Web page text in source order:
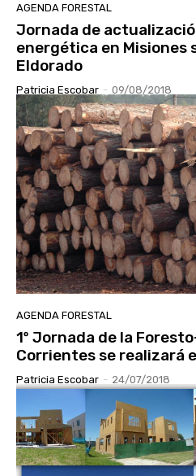
AGENDA FORESTAL
Jornada de
energética en Misiones
Eldorado
Patricia Escobar - 09/08/2018
AGENDA FORESTAL
1º Jornada de la
Corrientes se realizará
Patricia Escobar - 24/07/2018